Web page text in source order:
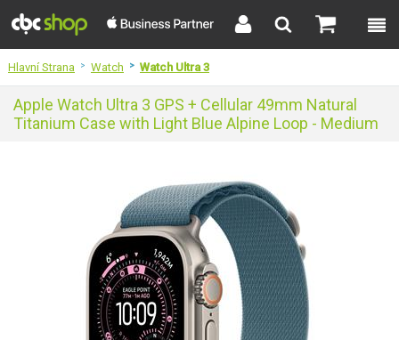
Hlavní Strana > Watch > Watch Ultra 3
Apple Watch Ultra 3 GPS + Cellular 49mm Natural
Titanium Case with Light Blue Alpine Loop - Medium